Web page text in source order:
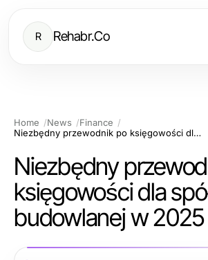
R Rehabr.Co
Home News
Finance
Niezbędny przewodnik po księgowości dla spółki budowlanej w 2025 roku
Niezbędny
księgowości dla
budowlanej w 2025